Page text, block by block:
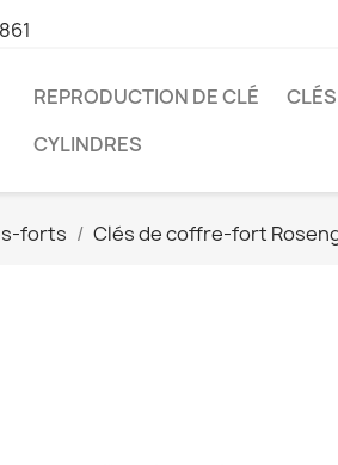
REPRODUCTION DE CLÉ
CYLINDRES
forts Clés de coffre-fort